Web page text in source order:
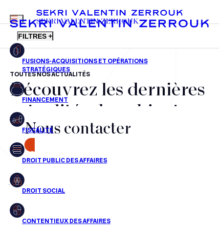
FR EN
MENU
SEKRI VALENTIN ZERROUK
FILTRES +
Fusions-acquisitions et opérations stratégiques
Financement
Fiscalité
Droit public des affaires
Droit social
Droit immobilier
TOUTES NOS ACTUALITÉS
Découvrez les dernières
actualités du cabinet,
nos récompenses et nos
transactions, jour après
jour
Aucun résultats pour cette recherche
Nous contacter